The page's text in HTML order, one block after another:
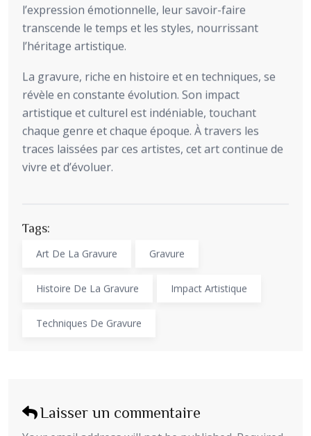
l’expression émotionnelle, leur savoir-faire
transcende le temps et les styles, nourrissant
l’héritage artistique.
La gravure, riche en histoire et en techniques, se
révèle en constante évolution. Son impact
artistique et culturel est indéniable, touchant
chaque genre et chaque époque. À travers les
traces laissées par ces artistes, cet art continue de
vivre et d’évoluer.
Tags:
Art De La Gravure Gravure
Histoire De La Gravure Impact Artistique
Techniques De Gravure
Laisser un commentaire